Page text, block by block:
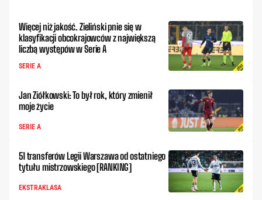
Więcej niż jakość. Zieliński pnie się w
klasyfikacji obcokrajowców z największą
liczbą występów w Serie A
SERIE A
Jan Ziółkowski: To był rok, który zmienił
moje życie
SERIE A
51 transferów Legii Warszawa od ostatniego
tytułu mistrzowskiego [RANKING]
EKSTRAKLASA